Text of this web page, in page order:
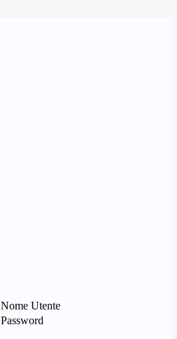
Nome Utente
Password